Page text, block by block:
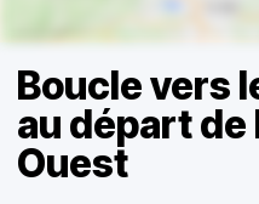
Boucle vers
au départ
Ouest